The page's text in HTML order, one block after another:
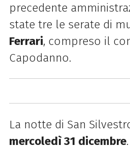
precedente
state tre le serate di
Ferrari, compreso il
Capodanno.
La notte di San
mercoledì 31 dicembre.